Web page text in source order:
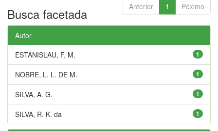
Anterior 1 Póximo
Busca facetada
Autor
1
ESTANISLAU, F. M.
1
NOBRE, L. L. DE M.
1
SILVA, A. G.
1
SILVA, R. K. da